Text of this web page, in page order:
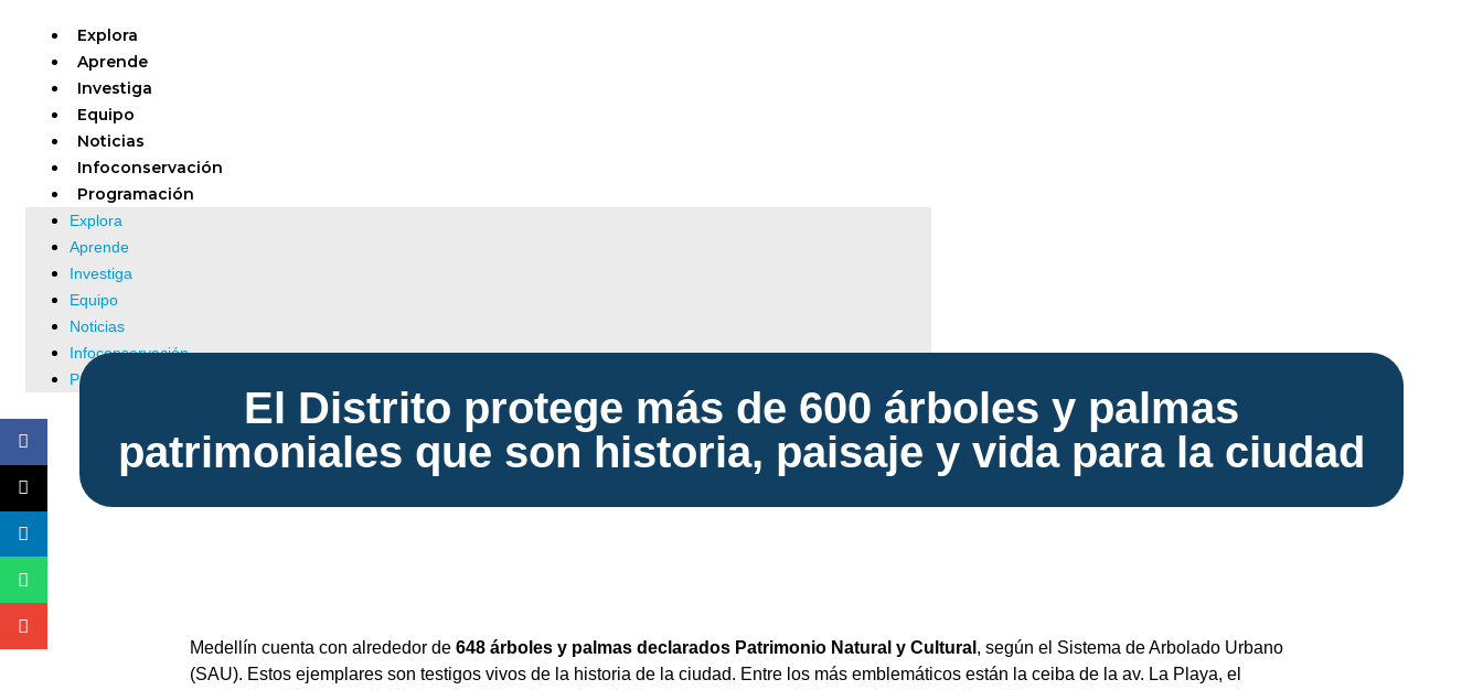
Explora
Aprende
Investiga
Equipo
Noticias
Infoconservación
Programación
Explora
Aprende
Investiga
Equipo
Noticias
Infoconservación
Programación
El Distrito protege más de 600 árboles y palmas
patrimoniales que son historia, paisaje y vida para la ciudad
Medellín cuenta con alrededor de 648 árboles y palmas declarados Patrimonio Natural y Cultural , según el Sistema de Arbolado Urbano
(SAU). Estos ejemplares son testigos vivos de la historia de la ciudad. Entre los más emblemáticos están la ceiba de la av. La Playa, el